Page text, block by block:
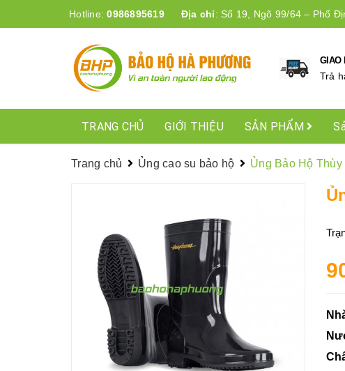
Hotline:0986895619 Địa chỉ: Số 19, Ngõ 99/64 – Phố
GIAO
Trả
TRANG CHỦ GIỚI THIỆU SẢN PHẨM
Trang chủ Ủng cao su bảo hộ Ủng Bảo Hộ